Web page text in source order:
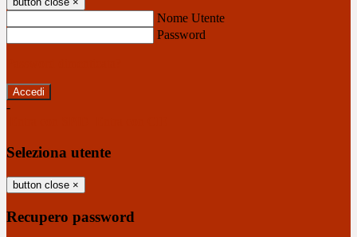
Nome Utente
Password
-
Seleziona utente
button close ×
Recupero password